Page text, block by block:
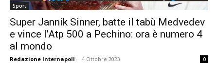
Sport
Super Jannik Sinner, batte il tabù Medvedev
e vince l’Atp 500 a Pechino: ora è numero 4
al mondo
Redazione Internapoli - 4 Ottobre 2023 0